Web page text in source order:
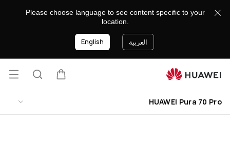
Pura
Please choose language to see content specific to your
location.
العربية English
فتح
HUAWEI Pura 70 Pro